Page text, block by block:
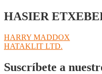
HASIER
Navegación
de
entradas
Anterior:
HARRY MADDOX
Siguiente:
HATAKLIT LTD.
Suscríbete a